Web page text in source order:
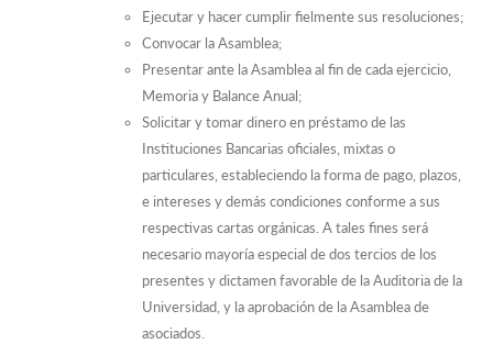
Ejecutar y hacer cumplir fielmente sus resoluciones;
Convocar la Asamblea;
Presentar ante la Asamblea al fin de cada ejercicio,
Memoria y Balance Anual;
Solicitar y tomar dinero en préstamo de las
Instituciones Bancarias oficiales, mixtas o
particulares, estableciendo la forma de pago, plazos,
e intereses y demás condiciones conforme a sus
respectivas cartas orgánicas. A tales fines será
necesario mayoría especial de dos tercios de los
presentes y dictamen favorable de la Auditoria de la
Universidad, y la aprobación de la Asamblea de
asociados.